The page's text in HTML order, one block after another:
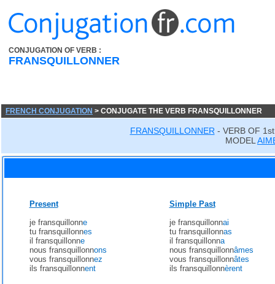
CONJUGATION OF VERB :
FRANSQUILLONNER
FRENCH CONJUGATION > CONJUGATE THE VERB FRANSQUILLONNER
FRANSQUILLONNER - VERB OF
MODEL
Present
je fransquillonne
tu fransquillonnes
il fransquillonne
nous fransquillonnons
vous fransquillonnez
ils fransquillonnent
Simple Past
je fransquillonnai
tu fransquillonnas
il fransquillonna
nous fransquillonnâmes
vous fransquillonnâtes
ils fransquillonnèrent